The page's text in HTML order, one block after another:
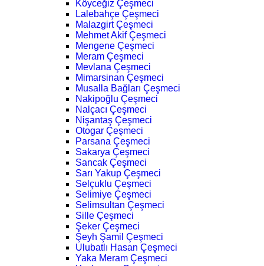
Köyceğiz Çeşmeci
Lalebahçe Çeşmeci
Malazgirt Çeşmeci
Mehmet Akif Çeşmeci
Mengene Çeşmeci
Meram Çeşmeci
Mevlana Çeşmeci
Mimarsinan Çeşmeci
Musalla Bağları Çeşmeci
Nakipoğlu Çeşmeci
Nalçacı Çeşmeci
Nişantaş Çeşmeci
Otogar Çeşmeci
Parsana Çeşmeci
Sakarya Çeşmeci
Sancak Çeşmeci
Sarı Yakup Çeşmeci
Selçuklu Çeşmeci
Selimiye Çeşmeci
Selimsultan Çeşmeci
Sille Çeşmeci
Şeker Çeşmeci
Şeyh Şamil Çeşmeci
Ulubatlı Hasan Çeşmeci
Yaka Meram Çeşmeci